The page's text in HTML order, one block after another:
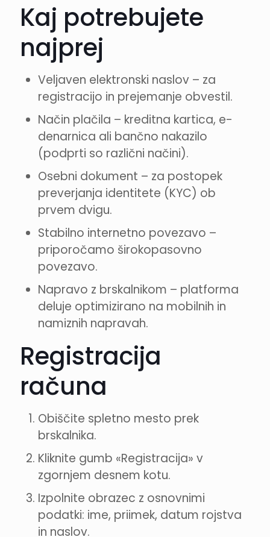
Kaj potrebujete
najprej
Veljaven elektronski naslov – za
registracijo in prejemanje obvestil.
Način plačila – kreditna kartica, e-
denarnica ali bančno nakazilo
(podprti so različni načini).
Osebni dokument – za postopek
preverjanja identitete (KYC) ob
prvem dvigu.
Stabilno internetno povezavo –
priporočamo širokopasovno
povezavo.
Napravo z brskalnikom – platforma
deluje optimizirano na mobilnih in
namiznih napravah.
Registracija
računa
Obiščite spletno mesto prek
brskalnika.
Kliknite gumb «Registracija» v
zgornjem desnem kotu.
Izpolnite obrazec z osnovnimi
podatki: ime, priimek, datum rojstva
in naslov.